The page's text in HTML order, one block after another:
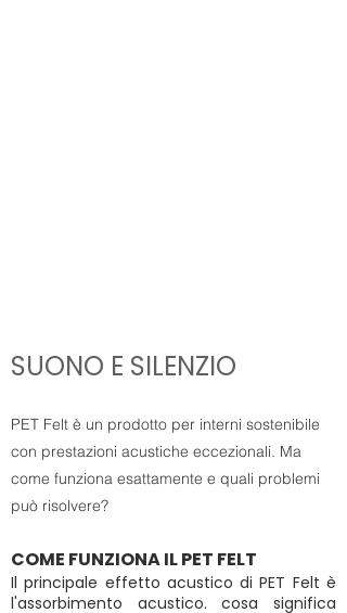
SUONO E SILENZIO
PET Felt è un prodotto per interni sostenibile
con prestazioni acustiche eccezionali. Ma
come funziona esattamente e quali problemi
può risolvere?
COME FUNZIONA IL PET FELT
Il principale effetto acustico di PET Felt è
l'assorbimento acustico. cosa significa